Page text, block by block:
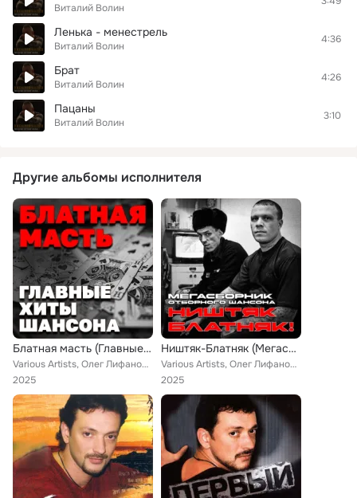
Виталий Волин
Ленька - менестрель
Виталий Волин
4:36
Брат
Виталий Волин
4:26
Пацаны
Виталий Волин
3:10
Другие альбомы исполнителя
Блатная масть (Главные хиты шансона)
Various Artists, Олег Лифановский, МурKISS, Юрий Брилиантов, Вера Снежная, Московский Иван, Владимир Курский, Александр Дюмин, В...
2025
Ништяк-Блатняк (Мегасборник отборного шансона)
Various Artists, Олег Лифановский, Володя Фарт, Александр Кузнецов, МурKISS, Вера Снежная, Борис Драгилев, Московский Иван, Слав...
2025